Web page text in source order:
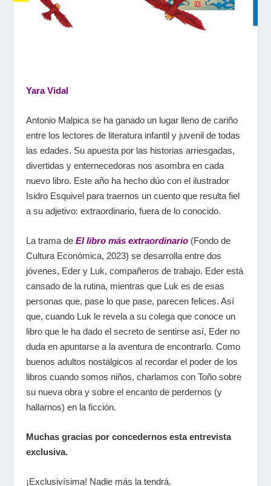
Yara Vidal
Antonio Malpica se ha ganado un lugar lleno de cariño
entre los lectores de literatura infantil y juvenil de todas
las edades. Su apuesta por las historias arriesgadas,
divertidas y enternecedoras nos asombra en cada
nuevo libro. Este año ha hecho dúo con el ilustrador
Isidro Esquivel para traernos un cuento que resulta fiel
a su adjetivo: extraordinario, fuera de lo conocido.
La trama de El libro más extraordinario(Fondo de
Cultura Económica, 2023) se desarrolla entre dos
jóvenes, Eder y Luk, compañeros de trabajo. Eder está
cansado de la rutina, mientras que Luk es de esas
personas que, pase lo que pase, parecen felices. Así
que, cuando Luk le revela a su colega que conoce un
libro que le ha dado el secreto de sentirse así, Eder no
duda en apuntarse a la aventura de encontrarlo. Como
buenos adultos nostálgicos al recordar el poder de los
libros cuando somos niños, charlamos con Toño sobre
su nueva obra y sobre el encanto de perdernos (y
hallarnos) en la ficción.
Muchas gracias por concedernos esta entrevista
exclusiva.
¡Exclusivísima! Nadie más la tendrá.